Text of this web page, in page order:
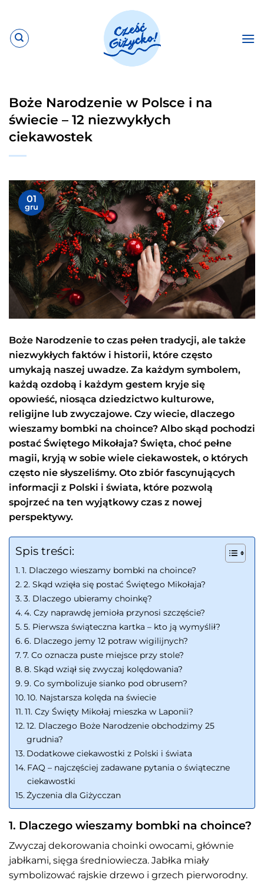
zawartości
Boże Narodzenie w Polsce i na
świecie – 12 niezwykłych
ciekawostek
01
gru
Boże Narodzenie to czas pełen tradycji, ale także
niezwykłych faktów i historii, które często
umykają naszej uwadze. Za każdym symbolem,
każdą ozdobą i każdym gestem kryje się
opowieść, niosąca dziedzictwo kulturowe,
religijne lub zwyczajowe. Czy wiecie, dlaczego
wieszamy bombki na choince? Albo skąd pochodzi
postać Świętego Mikołaja? Święta, choć pełne
magii, kryją w sobie wiele ciekawostek, o których
często nie słyszeliśmy. Oto zbiór fascynujących
informacji z Polski i świata, które pozwolą
spojrzeć na ten wyjątkowy czas z nowej
perspektywy.
Spis treści:
1. Dlaczego wieszamy bombki na choince?
2. Skąd wzięła się postać Świętego Mikołaja?
3. Dlaczego ubieramy choinkę?
4. Czy naprawdę jemioła przynosi szczęście?
5. Pierwsza świąteczna kartka – kto ją wymyślił?
6. Dlaczego jemy 12 potraw wigilijnych?
7. Co oznacza puste miejsce przy stole?
8. Skąd wziął się zwyczaj kolędowania?
9. Co symbolizuje sianko pod obrusem?
10. Najstarsza kolęda na świecie
11. Czy Święty Mikołaj mieszka w Laponii?
12. Dlaczego Boże Narodzenie obchodzimy 25
grudnia?
Dodatkowe ciekawostki z Polski i świata
FAQ – najczęściej zadawane pytania o świąteczne
ciekawostki
Życzenia dla Giżycczan
1. Dlaczego wieszamy bombki na choince?
Zwyczaj dekorowania choinki owocami, głównie
jabłkami, sięga średniowiecza. Jabłka miały
symbolizować rajskie drzewo i grzech pierworodny.